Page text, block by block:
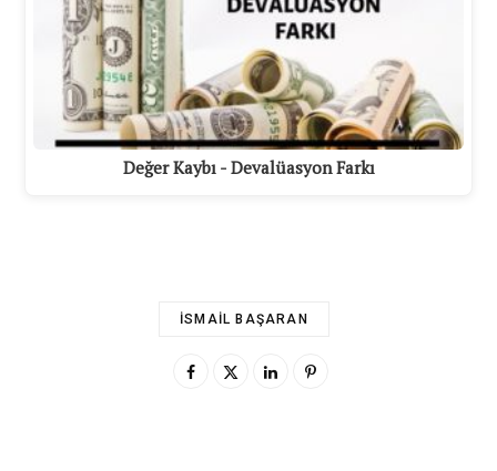
Değer Kaybı - Devalüasyon Farkı
İSMAIL BAŞARAN